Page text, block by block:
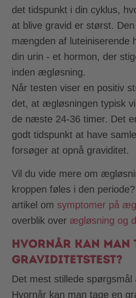
det tidspunkt i din cyklus,
at blive gravid er størst.
mængden af luteiniserende
din urin - et hormon, der
inden ægløsning.
Når testen viser en positiv
det, at ægløsningen typisk
de næste 24-36 timer. Det
godt tidspunkt at have
forsøger at opnå graviditet.
Vil du vide mere om
kroppen føles i den
artikel om symptomer på
overblik over ægløsning og
Hvornår kan man
graviditetstest?
Det mest stillede spørgsmål
Hvornår kan man tage en